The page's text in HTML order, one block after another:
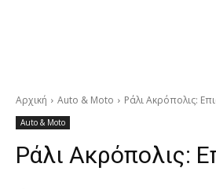
Αρχική Auto & Moto Ράλι Ακρόπολις:
Auto & Moto
Ράλι Ακρόπολις: